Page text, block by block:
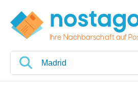
Ihre Nachbarschaft auf